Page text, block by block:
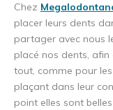
Chez
placer leurs dents
partager avec nous
placé nos dents,
tout, comme pour
plaçant dans leur
point elles sont